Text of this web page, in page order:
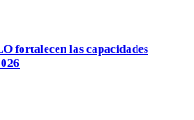
fortalecen las capacidades